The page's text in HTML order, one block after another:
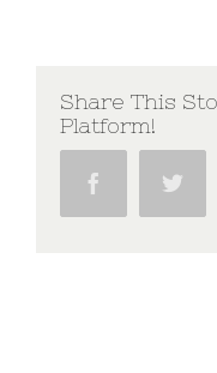
Share This
Platform!
Facebook